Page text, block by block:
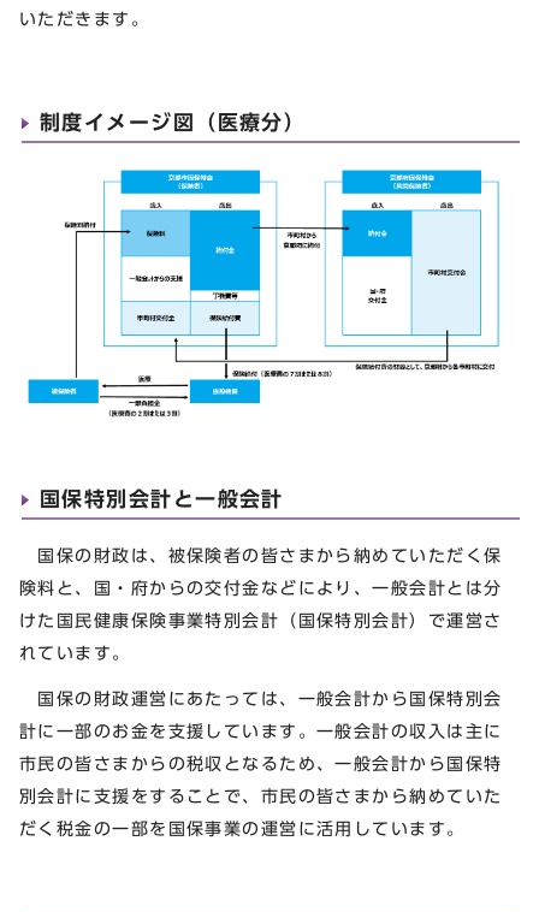
いただきます。
制度イメージ図（医療分）
国保特別会計と一般会計
国保の財政は、被保険者の皆さまから納めていただく保
険料と、国・府からの交付金などにより、一般会計とは分
けた国民健康保険事業特別会計（国保特別会計）で運営さ
れています。
国保の財政運営にあたっては、一般会計から国保特別会
計に一部のお金を支援しています。一般会計の収入は主に
市民の皆さまからの税収となるため、一般会計から国保特
別会計に支援をすることで、市民の皆さまから納めていた
だく税金の一部を国保事業の運営に活用しています。